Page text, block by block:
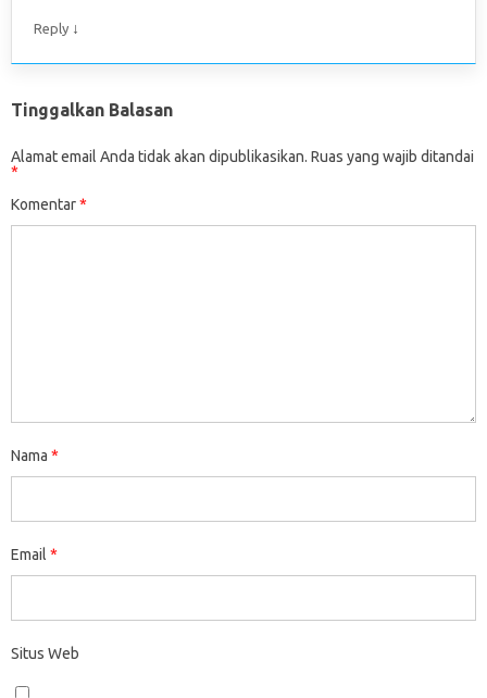
Reply ↓
Tinggalkan Balasan
Alamat email Anda tidak akan dipublikasikan. Ruas yang wajib ditandai
*
Komentar*
Nama *
Email *
Situs Web